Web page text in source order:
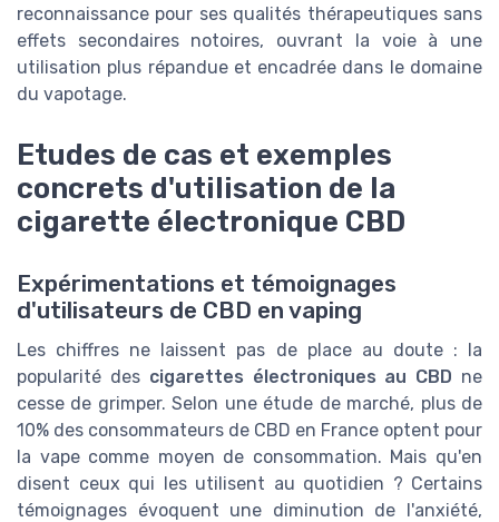
reconnaissance pour ses qualités thérapeutiques sans
effets secondaires notoires, ouvrant la voie à une
utilisation plus répandue et encadrée dans le domaine
du vapotage.
Etudes de cas et exemples
concrets d'utilisation de la
cigarette électronique CBD
Expérimentations et témoignages
d'utilisateurs de CBD en vaping
Les chiffres ne laissent pas de place au doute : la
popularité des cigarettes électroniques au CBD ne
cesse de grimper. Selon une étude de marché, plus de
10% des consommateurs de CBD en France optent pour
la vape comme moyen de consommation. Mais qu'en
disent ceux qui les utilisent au quotidien ? Certains
témoignages évoquent une diminution de l'anxiété,